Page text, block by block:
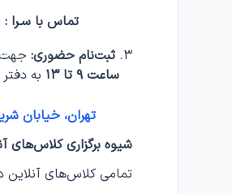
تماس با سـرا :
ثبت‌نام حضوری: جهت
ساعت ۹ تا ۱۳
به
تهران، خیابان شریعتی،
شیوه برگزاری کلاس‌های
تمامی کلاس‌های آنلاین